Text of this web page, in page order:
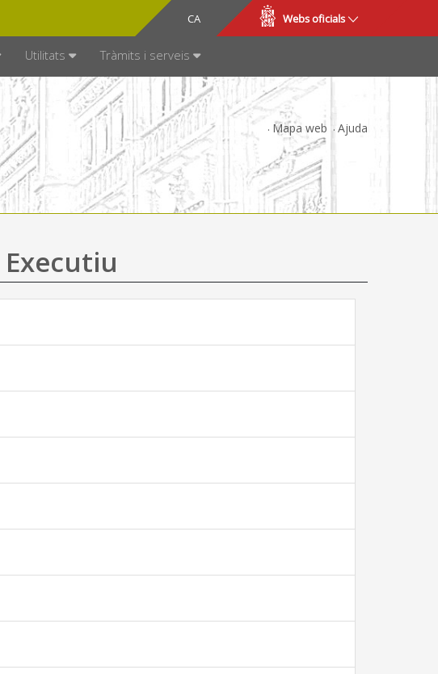
CA
ES Webs oficials
Utilitats Tràmits i serveis
Mapa web Ajuda